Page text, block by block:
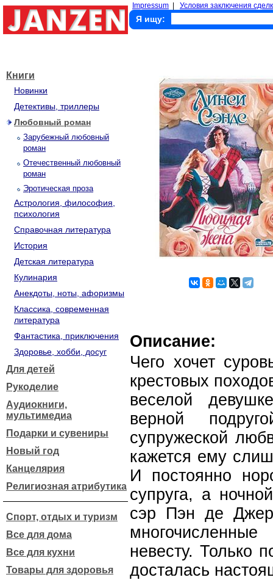
Impressum Условия заключения
Я ищу:
Книги
Новинки
Детективы, триллеры
Любовный роман
Зарубежный любовный
роман
Отечественный любовный
роман
Эротическая проза
Астрология, философия,
психология
Справочная литература
История
Детская литература
Кулинария
Анекдоты, ноты, афоризмы
Классика, современная
литература
Фантастика, приключения
Здоровье, хобби, досуг
Для детей
Рукоделие
Аудиокниги,
мультимедиа
Подарки и сувениры
Новый год
Канцелярия
Религиозная атрибутика
Спорт, отдых и туризм
Все для дома
Все для кухни
Товары для здоровья
Описание:
Чего хочет
крестовых
веселой
верной
супружеской
кажется ему
И постоянно
супруга, а
сэр Пэн де
невесту. Только
досталась